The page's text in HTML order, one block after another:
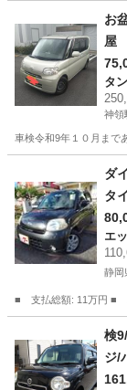
お
屋
ス
タ
神領
車検令和9年１０月まで
ダ
タ
正
エ
静岡
■ 支払総額: 11万円 ■
検
ジ/